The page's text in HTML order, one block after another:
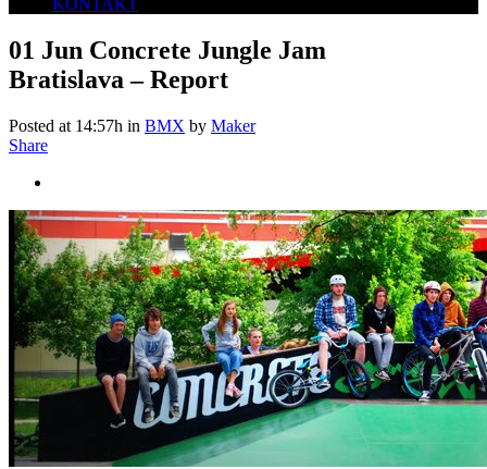
KONTAKT
01 Jun Concrete Jungle Jam
Bratislava – Report
Posted at 14:57h in BMX by Maker
Share